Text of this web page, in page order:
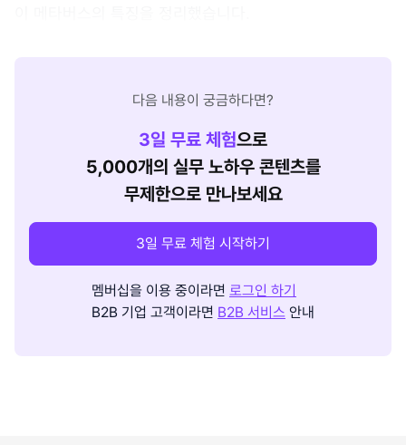
다음 내용이 궁금하다면?
3일 무료 체험으로
5,000개의 실무 노하우 콘텐츠를
무제한으로 만나보세요
3일 무료 체험 시작하기
멤버십을 이용 중이라면 로그인 하기
B2B 기업 고객이라면 B2B 서비스 안내